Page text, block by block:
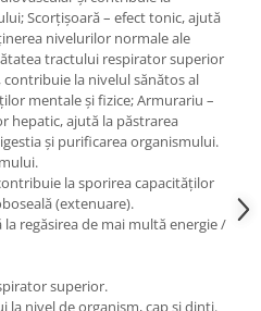
Scorțișoară – efect tonic, ajută
nivelurilor normale ale
tractului respirator superior
la nivelul sănătos al
mentale și fizice; Armurariu –
hepatic, ajută la păstrarea
și purificarea organismului.
la sporirea capacităților
(extenuare).
regăsirea de mai multă energie /
superior.
nivel de organism, cap și dinți.